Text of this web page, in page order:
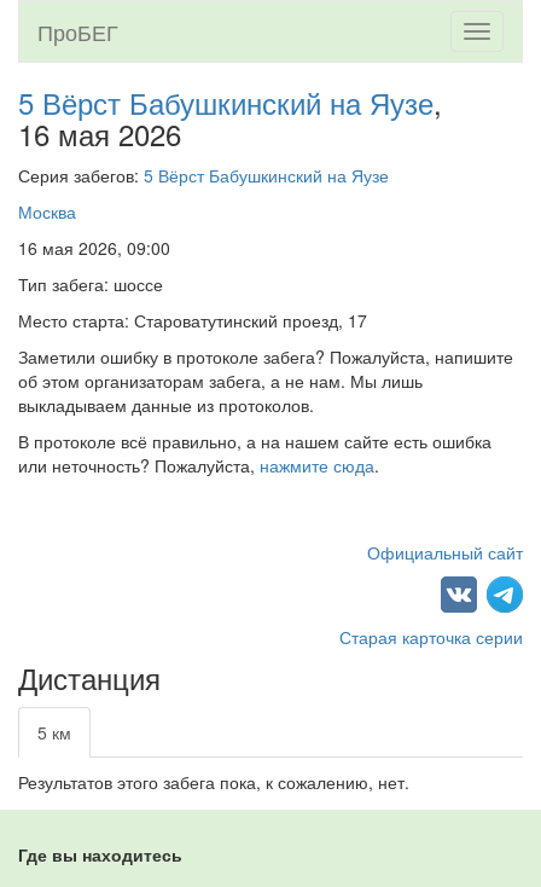
Toggle
ПроБЕГ
5 Вёрст Бабушкинский на Яузе,
16 мая 2026
Серия забегов: 5 Вёрст Бабушкинский на Яузе
Москва
16 мая 2026, 09:00
Тип забега: шоссе
Место старта: Староватутинский проезд, 17
Заметили ошибку в протоколе забега? Пожалуйста, напишите
об этом организаторам забега, а не нам. Мы лишь
выкладываем данные из протоколов.
В протоколе всё правильно, а на нашем сайте есть ошибка
или неточность? Пожалуйста, нажмите сюда.
Официальный сайт
Старая карточка серии
Дистанция
5 км
Результатов этого забега пока, к сожалению, нет.
Где вы находитесь